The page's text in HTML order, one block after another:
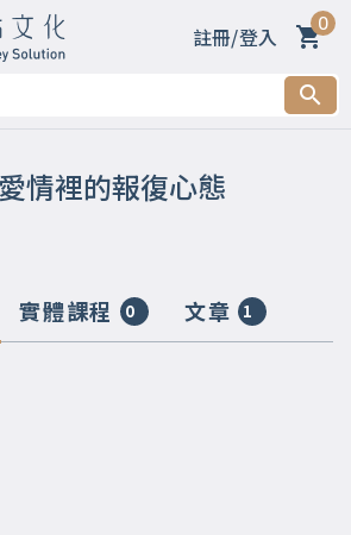
註冊/登入 0
實體課程 0 文章 1